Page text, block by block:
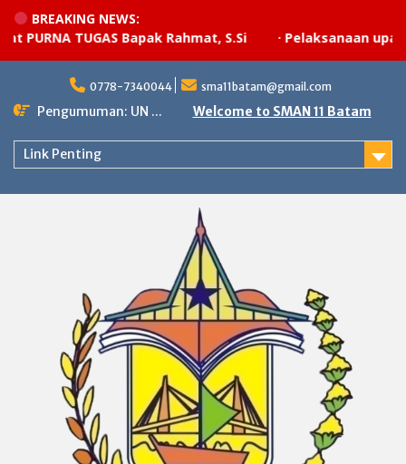
BREAKING NEWS:
TUGAS Bapak Rahmat, S.Si
Pelaksanaan
content
0778-7340044 sma11batam@gmail.com
Pengumuman: UN ... Welcome to SMAN 11 Batam
Link Penting